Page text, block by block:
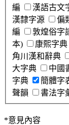
編
漢語古文
漢隸字源
偏
編
敦煌俗字
本)
康熙字典
角川漢和辭典
大字典
中國
字典
簡體字
聲韻
書法字
*意見內容